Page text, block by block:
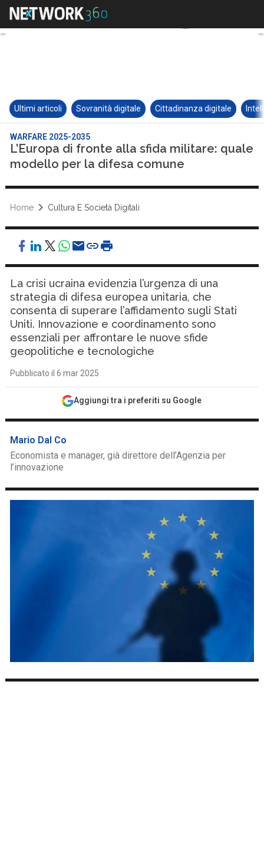
Ultimi articoli Sovranità digitale Cittadinanza digitale
WARFARE 2025-2035
L’Europa di fronte alla sfida militare: quale
modello per la difesa comune
Home Cultura E Società Digitali
La crisi ucraina evidenzia l’urgenza di una
strategia di difesa europea unitaria, che
consenta di superare l’affidamento sugli Stati
Uniti. Innovazione e coordinamento sono
essenziali per affrontare le nuove sfide
geopolitiche e tecnologiche
Pubblicato il 6 mar 2025
Aggiungi tra i preferiti su Google
Mario Dal Co
Economista e manager, già direttore dell’Agenzia per
l’innovazione